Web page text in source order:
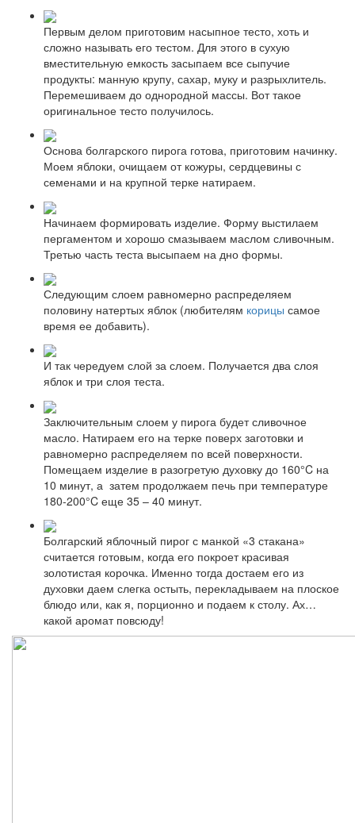
Первым делом приготовим насыпное тесто, хоть и
сложно называть его тестом. Для этого в сухую
вместительную емкость засыпаем все сыпучие
продукты: манную крупу, сахар, муку и разрыхлитель.
Перемешиваем до однородной массы. Вот такое
оригинальное тесто получилось.
Основа болгарского пирога готова, приготовим начинку.
Моем яблоки, очищаем от кожуры, сердцевины с
семенами и на крупной терке натираем.
Начинаем формировать изделие. Форму выстилаем
пергаментом и хорошо смазываем маслом сливочным.
Третью часть теста высыпаем на дно формы.
Следующим слоем равномерно распределяем
половину натертых яблок (любителям корицы самое
время ее добавить).
И так чередуем слой за слоем. Получается два слоя
яблок и три слоя теста.
Заключительным слоем у пирога будет сливочное
масло. Натираем его на терке поверх заготовки и
равномерно распределяем по всей поверхности.
Помещаем изделие в разогретую духовку до 160°C на
10 минут, а затем продолжаем печь при температуре
180-200°C еще 35 – 40 минут.
Болгарский яблочный пирог с манкой «3 стакана»
считается готовым, когда его покроет красивая
золотистая корочка. Именно тогда достаем его из
духовки даем слегка остыть, перекладываем на плоское
блюдо или, как я, порционно и подаем к столу. Ах…
какой аромат повсюду!